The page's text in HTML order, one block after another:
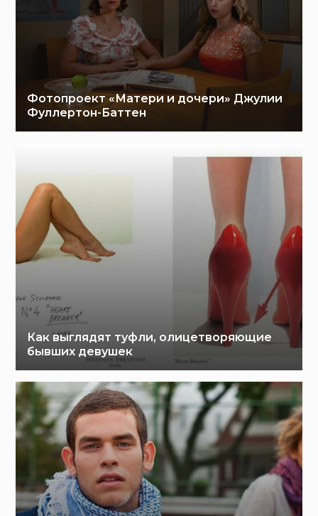
Фотопроект «Матери и дочери» Джулии
Фуллертон-Баттен
Как выглядят туфли, олицетворяющие
бывших девушек